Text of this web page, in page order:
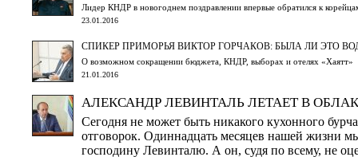
Лидер КНДР в новогоднем поздравлении впервые обратился к
23.01.2016
СПИКЕР ПРИМОРЬЯ ВИКТОР ГОРЧАКОВ: БЫЛА ЛИ ЭТО
О возможном сокращении бюджета, КНДР, выборах и отелях «Хаятт»
21.01.2016
АЛЕКСАНДР ЛЕВИНТАЛЬ ЛЕТАЕТ В
Сегодня не может быть никакого кухонного
отговорок. Одиннадцать месяцев нашей жизни
господину Левинталю. А он, судя по всему, не